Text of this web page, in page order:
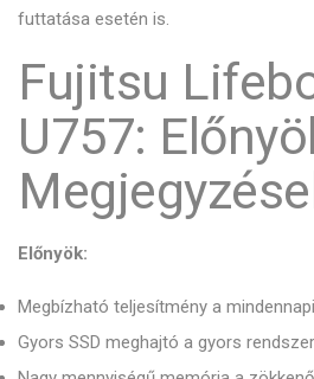
futtatása esetén is.
Fujitsu
U757:
Előnyök:
Megbízható teljesítmény a
Gyors SSD meghajtó a gyors